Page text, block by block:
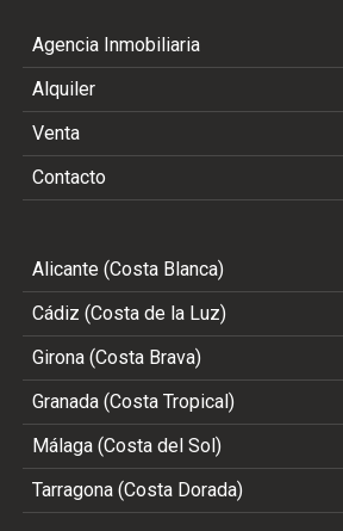
Agencia Inmobiliaria
Alquiler
Venta
Contacto
Alicante (Costa Blanca)
Cádiz (Costa de la Luz)
Girona (Costa Brava)
Granada (Costa Tropical)
Málaga (Costa del Sol)
Tarragona (Costa Dorada)